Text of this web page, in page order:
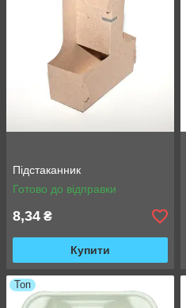
Підстаканник
Готово до відправки
8,34 ₴
Купити
Топ